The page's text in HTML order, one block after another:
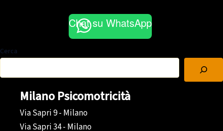
Chat su WhatsApp
Cerca
Milano Psicomotricità
Via Sapri 9 - Milano
Via Sapri 34 - Milano